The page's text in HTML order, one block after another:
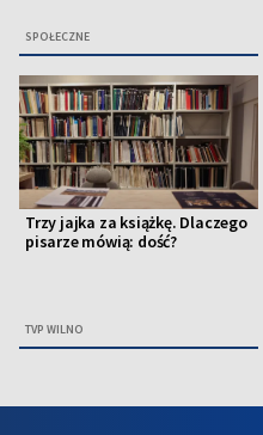
SPOŁECZNE
Trzy jajka za książkę. Dlaczego
pisarze mówią: dość?
TVP WILNO